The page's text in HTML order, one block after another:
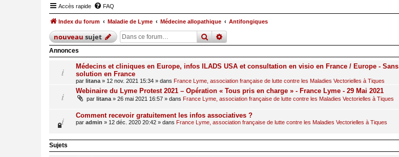
Accès rapide FAQ
Index du forum Maladie de Lyme Médecine allopathique Antifongiques
nouveausujet rechercher
recherche
Annonces
Médecins et cliniques en Europe, infos ILADS USA et consultation en visio en France / Europe - Sans
solution en France
par litana » 12 nov. 2021 15:34 » dans France Lyme, association française de lutte contre les Maladies Vectorielles à Tiques
Webinaire du Lyme Protest 2021 – Opération « Tous pris en charge » - France Lyme - 29 Mai 2021
par litana » 26 mai 2021 16:57 » dans France Lyme, association française de lutte contre les Maladies Vectorielles à Tiques
Comment recevoir gratuitement les infos associatives ?
par admin » 12 déc. 2020 20:42 » dans France Lyme, association française de lutte contre les Maladies Vectorielles à Tiques
Sujets